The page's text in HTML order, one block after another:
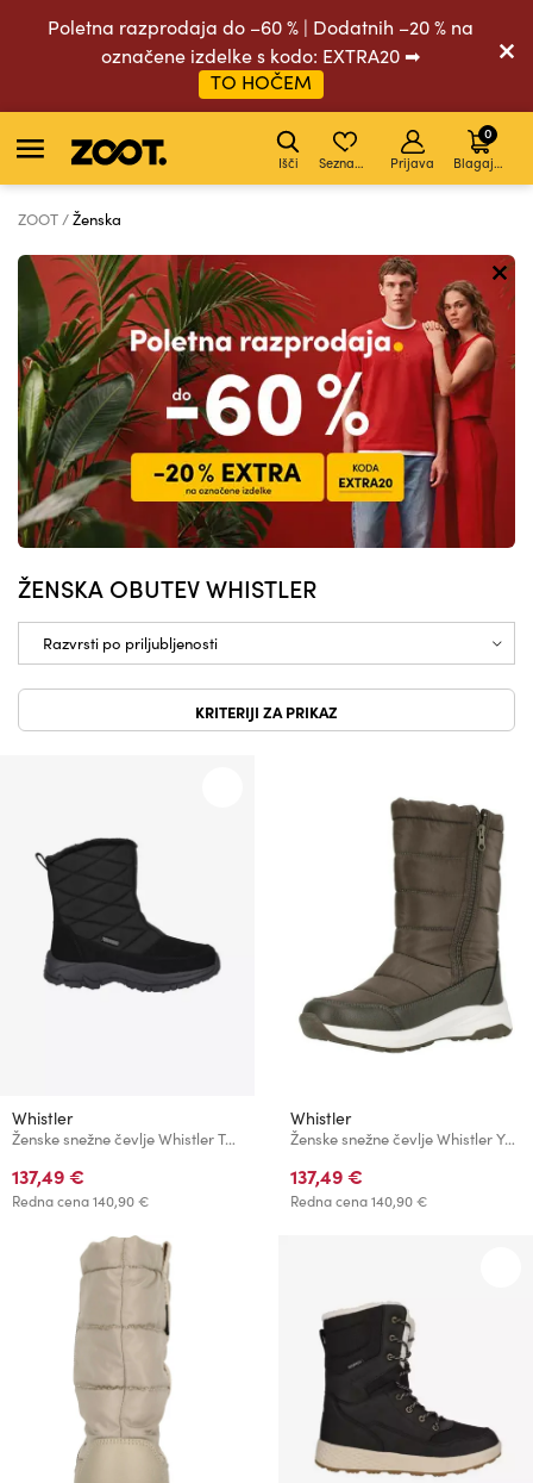
Poletna razprodaja do –60 % | Dodatnih –20 % na
označene izdelke s kodo: EXTRA20 ➡
TO HOČEM
Išči Seznam želja Prijava Blagajna
0
ZOOT Ženska
ŽENSKA OBUTEV WHISTLER
KRITERIJI ZA PRIKAZ
Whistler
Ženske snežne čevlje Whistler TAIRON
137,49 €
Redna cena140,90 €
Whistler
Ženske snežne čevlje Whistler YATTUA
137,49 €
Redna cena140,90 €